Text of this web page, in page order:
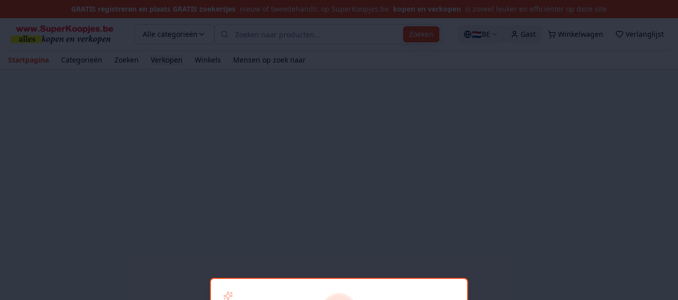
GRATIS registreren en plaats GRATIS zoekertjes nieuw of tweedehands: op SuperKoopjes.be kopen en verkopen is zoveel leuker en efficiënter op deze site
Alle categorieën Zoeken 🇳🇱BE Gast Winkelwagen Verlanglijst
Startpagina Categorieën Zoeken Verkopen Winkels Mensen op zoek naar